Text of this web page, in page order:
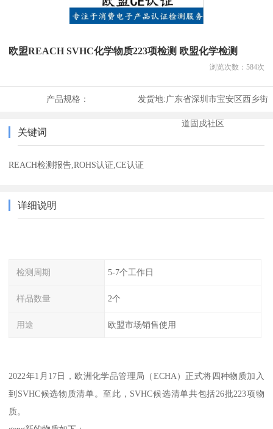
欧盟REACH SVHC化学物质223项检测 欧盟化学检测
浏览次数： 584次
产品规格： 发货地:广东省深圳市宝安区西乡街
道固戍社区
关键词
REACH检测报告,ROHS认证,CE认证
详细说明
检测周期 5-7个工作日
样品数量 2个
用途 欧盟市场销售使用
2022年1月17日，欧洲化学品管理局（ECHA）正式将四种物质加入
到SVHC候选物质清单。至此，SVHC候选清单共包括26批223项物
质。